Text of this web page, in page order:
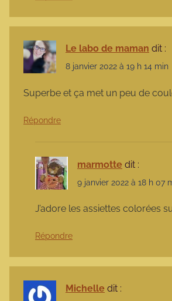
Le labo de maman dit :
8 janvier 2022 à 19 h 14 min
Superbe et ça met un peu de
Répondre
marmotte dit :
9 janvier 2022 à 18 h 07
J’adore les assiettes colorées
Répondre
Michelle dit :